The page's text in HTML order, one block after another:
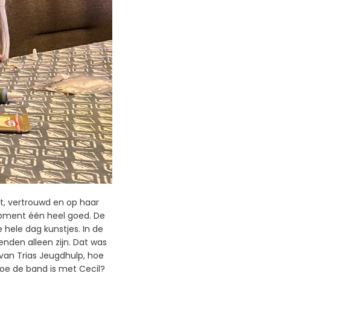
vertrouwd en op haar
één heel goed. De
dag kunstjes. In de
alleen zijn. Dat was
Trias Jeugdhulp, hoe
de band is met Cecil?